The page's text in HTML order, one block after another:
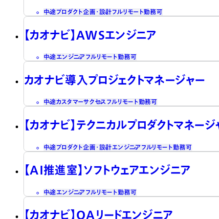
中途プロダクト企画・設計フルリモート勤務可
【カオナビ】AWSエンジニア
中途エンジニア フルリモート勤務可
カオナビ導入プロジェクトマネージャー
中途カスタマーサクセス フルリモート勤務可
【カオナビ】テクニカルプロダクトマネージ
中途プロダクト企画・設計エンジニア フルリモート勤務可
【AI推進室】ソフトウェアエンジニア
中途エンジニア フルリモート勤務可
【カオナビ】QAリードエンジニア